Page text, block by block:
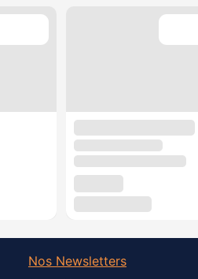
Nos Newsletters